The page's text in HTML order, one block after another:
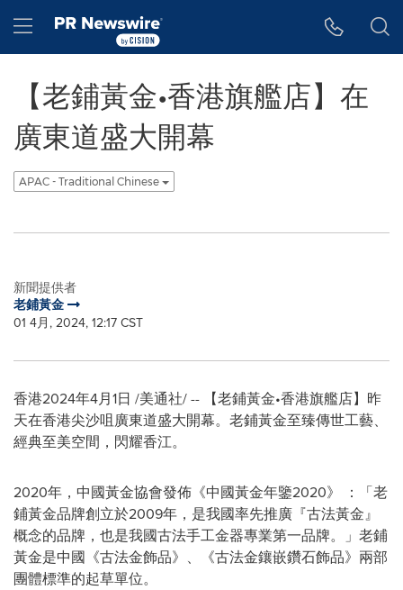
Hamburger menu
【老鋪黃金•香港旗艦店】在
廣東道盛大開幕
APAC - Traditional Chinese
新聞提供者
老鋪黃金
01 4月, 2024, 12:17 CST
香港2024年4月1日 /美通社/ -- 【老鋪黃金•香港旗艦店】昨
天在香港尖沙咀廣東道盛大開幕。老鋪黃金至臻傳世工藝、
經典至美空間，閃耀香江。
2020年，中國黃金協會發佈《中國黃金年鑒2020》 ：「老
鋪黃金品牌創立於2009年，是我國率先推廣『古法黃金』
概念的品牌，也是我國古法手工金器專業第一品牌。」老鋪
黃金是中國《古法金飾品》、《古法金鑲嵌鑽石飾品》兩部
團體標準的起草單位。